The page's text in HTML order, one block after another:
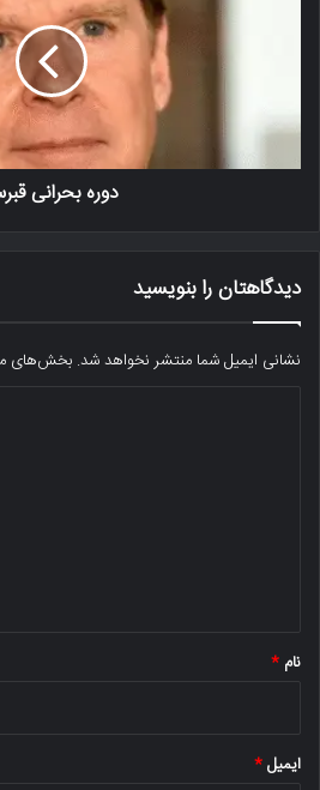
دوره بحرانی
دیدگاهتان را بنویسید
نشانی ایمیل شما منتشر نخواهد شد. بخش‌های
نام *
ایمیل*